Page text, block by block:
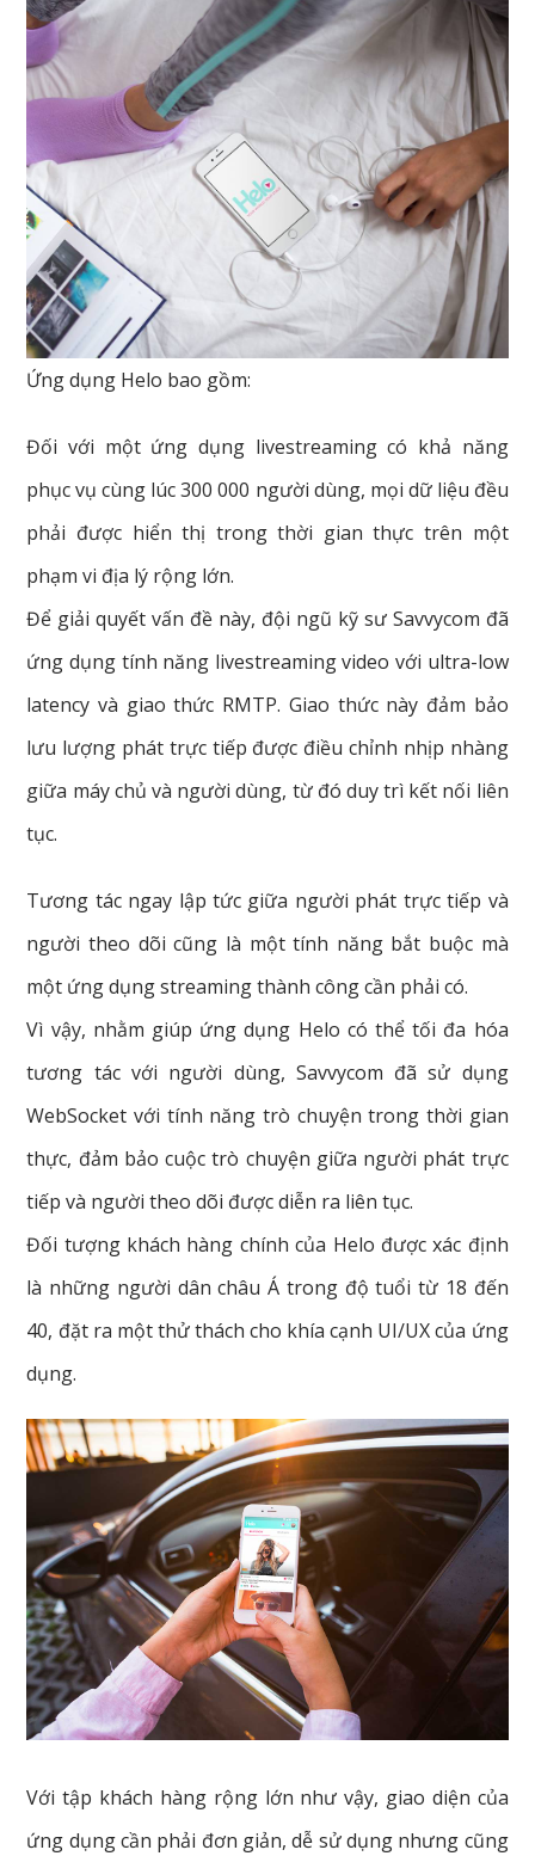
Ứng dụng Helo bao gồm:
Đối với một ứng dụng livestreaming có khả năng
phục vụ cùng lúc 300 000 người dùng, mọi dữ liệu đều
phải được hiển thị trong thời gian thực trên một
phạm vi địa lý rộng lớn.
Để giải quyết vấn đề này, đội ngũ kỹ sư Savvycom đã
ứng dụng tính năng livestreaming video với ultra-low
latency và giao thức RMTP. Giao thức này đảm bảo
lưu lượng phát trực tiếp được điều chỉnh nhịp nhàng
giữa máy chủ và người dùng, từ đó duy trì kết nối liên
tục.
Tương tác ngay lập tức giữa người phát trực tiếp và
người theo dõi cũng là một tính năng bắt buộc mà
một ứng dụng streaming thành công cần phải có.
Vì vậy, nhằm giúp ứng dụng Helo có thể tối đa hóa
tương tác với người dùng, Savvycom đã sử dụng
WebSocket với tính năng trò chuyện trong thời gian
thực, đảm bảo cuộc trò chuyện giữa người phát trực
tiếp và người theo dõi được diễn ra liên tục.
Đối tượng khách hàng chính của Helo được xác định
là những người dân châu Á trong độ tuổi từ 18 đến
40, đặt ra một thử thách cho khía cạnh UI/UX của ứng
dụng.
Với tập khách hàng rộng lớn như vậy, giao diện của
ứng dụng cần phải đơn giản, dễ sử dụng nhưng cũng